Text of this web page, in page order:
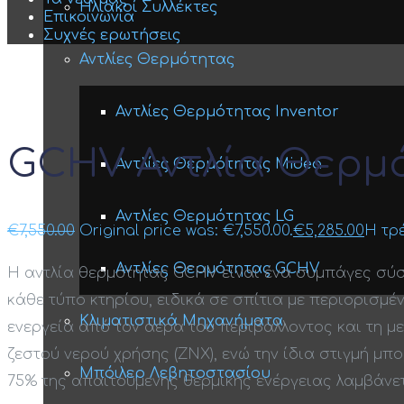
Ηλιακοί Συλλέκτες
Αντλίες Θερμότητας
Αντλίες Θερμότητας Inventor
Αντλίες Θερμότητας Midea
Αντλίες Θερμότητας LG
Αντλίες Θερμότητας GCHV
Κλιματιστικά Μηχανήματα
Μπόιλερ Λεβητοστασίου
Επικοινωνία
Συχνές ερωτήσεις
GCHV Αντλία
€7,550.00 Original price was: €7,550.00.€5,285.00Η
Η αντλία θερμότητας GCHV είναι ένα συμπάγες
κάθε τύπο κτηρίου, ειδικά σε σπίτια με
ενεργεία από τον αέρα του περιβάλλοντος και τη
ζεστού νερού χρήσης (ΖΝΧ), ενώ την ίδια στιγμή
75% της απαιτούμενης θερμικής ενέργειας